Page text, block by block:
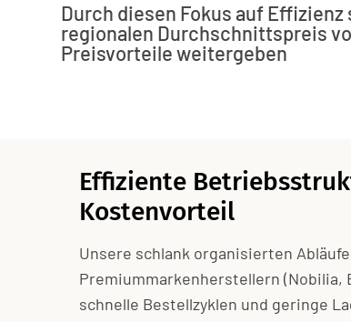
Durch diesen Fokus auf
regionalen Durchschnittspreis
Preisvorteile weitergeben
Effiziente
Kostenvorteil
Unsere schlank organisierten
Premiummarkenherstellern (Nobilia,
schnelle Bestellzyklen und geringe